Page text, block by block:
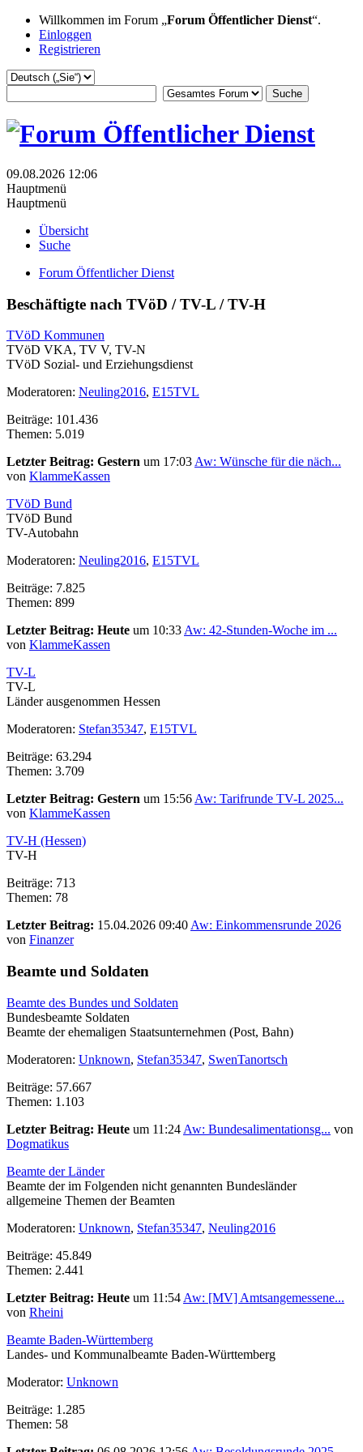
Willkommen im Forum „Forum Öffentlicher Dienst“.
Einloggen
Registrieren
09.08.2026 12:06
Hauptmenü
Hauptmenü
Übersicht
Suche
Forum Öffentlicher Dienst
Beschäftigte nach TVöD / TV-L / TV-H
TVöD Kommunen
TVöD VKA, TV V, TV-N
TVöD Sozial- und Erziehungsdienst
Moderatoren: Neuling2016, E15TVL
Beiträge: 101.436
Themen: 5.019
Letzter Beitrag: Gestern um 17:03 Aw: Wünsche für die näch...
von KlammeKassen
TVöD Bund
TVöD Bund
TV-Autobahn
Moderatoren: Neuling2016, E15TVL
Beiträge: 7.825
Themen: 899
Letzter Beitrag: Heute um 10:33 Aw: 42-Stunden-Woche im ...
von KlammeKassen
TV-L
TV-L
Länder ausgenommen Hessen
Moderatoren: Stefan35347, E15TVL
Beiträge: 63.294
Themen: 3.709
Letzter Beitrag: Gestern um 15:56 Aw: Tarifrunde TV-L 2025...
von KlammeKassen
TV-H (Hessen)
TV-H
Beiträge: 713
Themen: 78
Letzter Beitrag: 15.04.2026 09:40 Aw: Einkommensrunde 2026
von Finanzer
Beamte und Soldaten
Beamte des Bundes und Soldaten
Bundesbeamte Soldaten
Beamte der ehemaligen Staatsunternehmen (Post, Bahn)
Moderatoren: Unknown, Stefan35347, SwenTanortsch
Beiträge: 57.667
Themen: 1.103
Letzter Beitrag: Heute um 11:24 Aw: Bundesalimentationsg... von
Dogmatikus
Beamte der Länder
Beamte der im Folgenden nicht genannten Bundesländer
allgemeine Themen der Beamten
Moderatoren: Unknown, Stefan35347, Neuling2016
Beiträge: 45.849
Themen: 2.441
Letzter Beitrag: Heute um 11:54 Aw: [MV] Amtsangemessene...
von Rheini
Beamte Baden-Württemberg
Landes- und Kommunalbeamte Baden-Württemberg
Moderator: Unknown
Beiträge: 1.285
Themen: 58